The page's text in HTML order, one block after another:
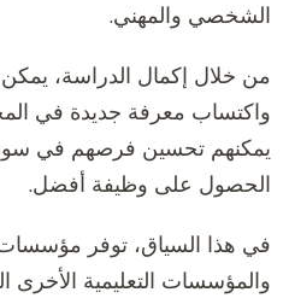
الشخصي والمهني.
من خلال إكمال الدراسة، يمكن
واكتساب معرفة جديدة في
يمكنهم تحسين فرصهم في
الحصول على وظيفة أفضل.
في هذا السياق، توفر مؤسسات
والمؤسسات التعليمية الأخرى